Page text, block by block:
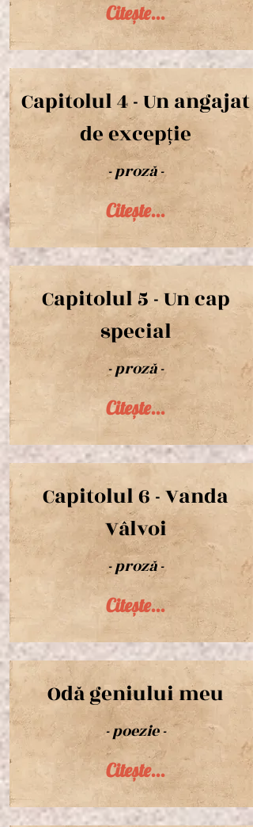
Citește...
Capitolul 4 - Un angajat
de excepție
- proză -
Citește...
Capitolul 5 - Un cap
special
- proză -
Citește...
Capitolul 6 - Vanda
Vâlvoi
- proză -
Citește...
Odă geniului meu
- poezie -
Citește...